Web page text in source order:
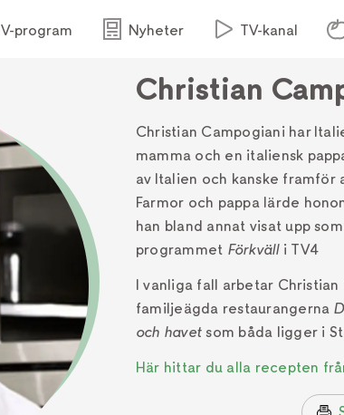
program Nyheter TV-kanal
Christian
Christian Campogiani har
mamma och en italiensk
av Italien och kanske
Farmor och pappa lärde
han bland annat visat upp
programmet Förkvälli TV4
I vanliga fall arbetar
familjeägda restaurangerna
och havet som båda ligger i
Här hittar du alla recepten